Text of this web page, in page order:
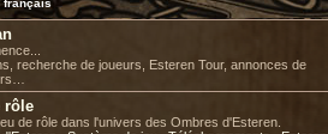
français
recherche de joueurs, Esteren Tour, annonces de
rôle
de rôle dans l'univers des Ombres d'Esteren.